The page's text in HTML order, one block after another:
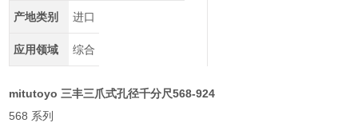
产地类别 进口
应用领域 综合
mitutoyo 三丰三爪式孔径千分尺568-924
568 系列